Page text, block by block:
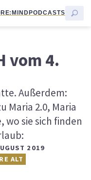
RE:MINDPODCASTS
vom 4.
Außerdem:
Maria 2.0, Maria
wo sie sich finden
2019
ALT